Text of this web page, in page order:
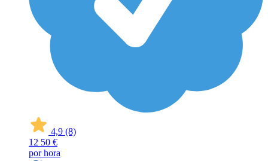
4,9 (8)
12 50 €
por hora